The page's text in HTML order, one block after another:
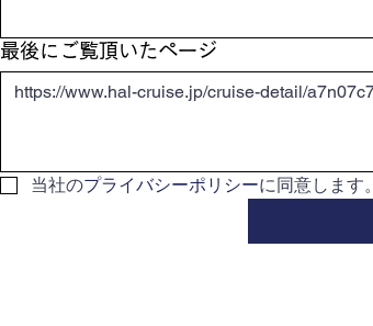
最後にご覧頂いたページ
当社のプライバシーポリシーに同意します。